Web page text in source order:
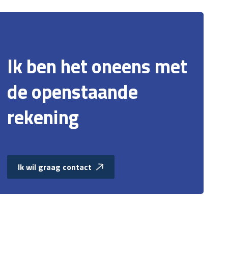
Ik ben het oneens met
de openstaande
rekening
Ik wil graag contact